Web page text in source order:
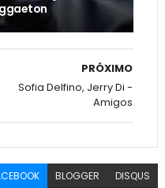
PRÓXIMO
Sofia Delfino, Jerry Di -
Amigos
BLOGGER DISQUS